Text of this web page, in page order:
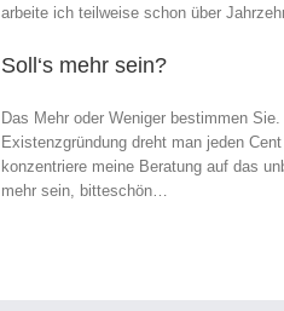
arbeite ich teilweise schon über
Soll‘s mehr sein?
Das Mehr oder Weniger bestimmen
Existenzgründung dreht man jeden
konzentriere meine Beratung auf das
mehr sein, bitteschön…